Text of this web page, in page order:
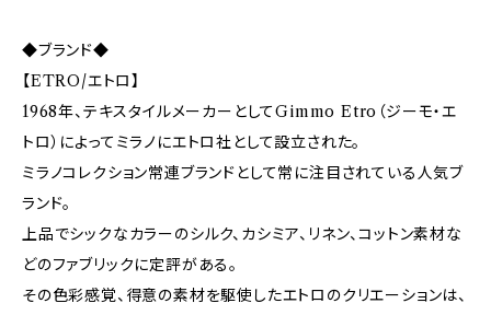
◆ブランド◆
【ETRO/エトロ】
1968年、テキスタイルメーカーとしてGimmo Etro（ジーモ・エ
トロ）によってミラノにエトロ社として設立された。
ミラノコレクション常連ブランドとして常に注目されている人気ブ
ランド。
上品でシックなカラーのシルク、カシミア、リネン、コットン素材な
どのファブリックに定評がある。
その色彩感覚、得意の素材を駆使したエトロのクリエーションは、